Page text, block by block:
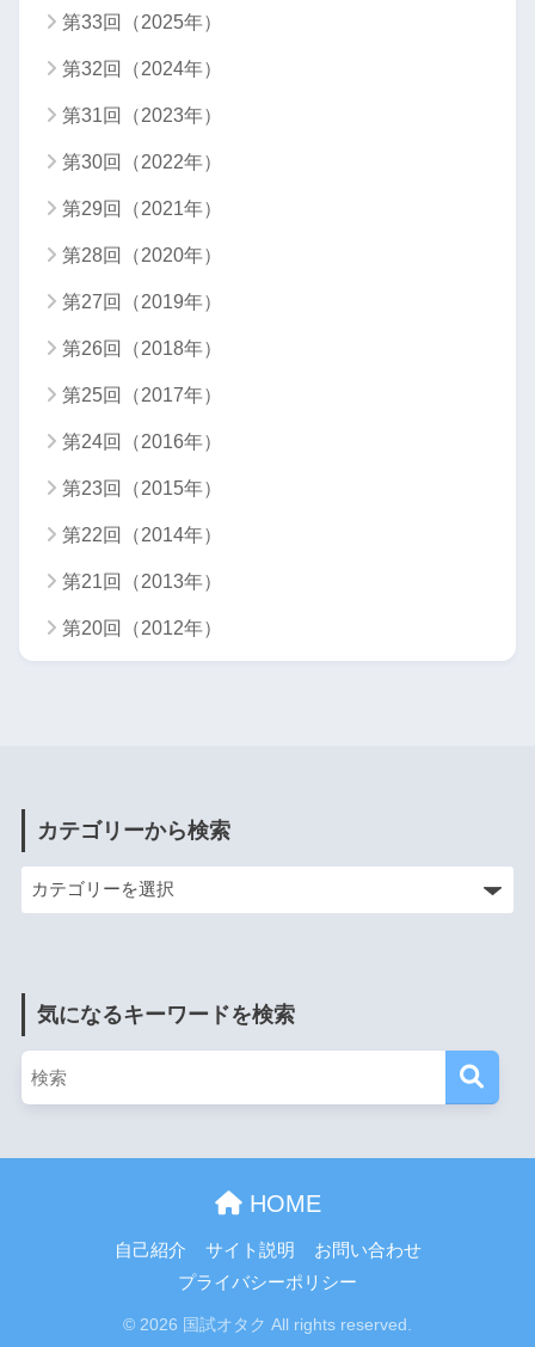
第33回（2025年）
第32回（2024年）
第31回（2023年）
第30回（2022年）
第29回（2021年）
第28回（2020年）
第27回（2019年）
第26回（2018年）
第25回（2017年）
第24回（2016年）
第23回（2015年）
第22回（2014年）
第21回（2013年）
第20回（2012年）
カテゴリーから検索
気になるキーワードを検索
HOME
自己紹介 サイト説明
お問い合わせ
プライバシーポリシー
© 2026 国試オタク All rights reserved.